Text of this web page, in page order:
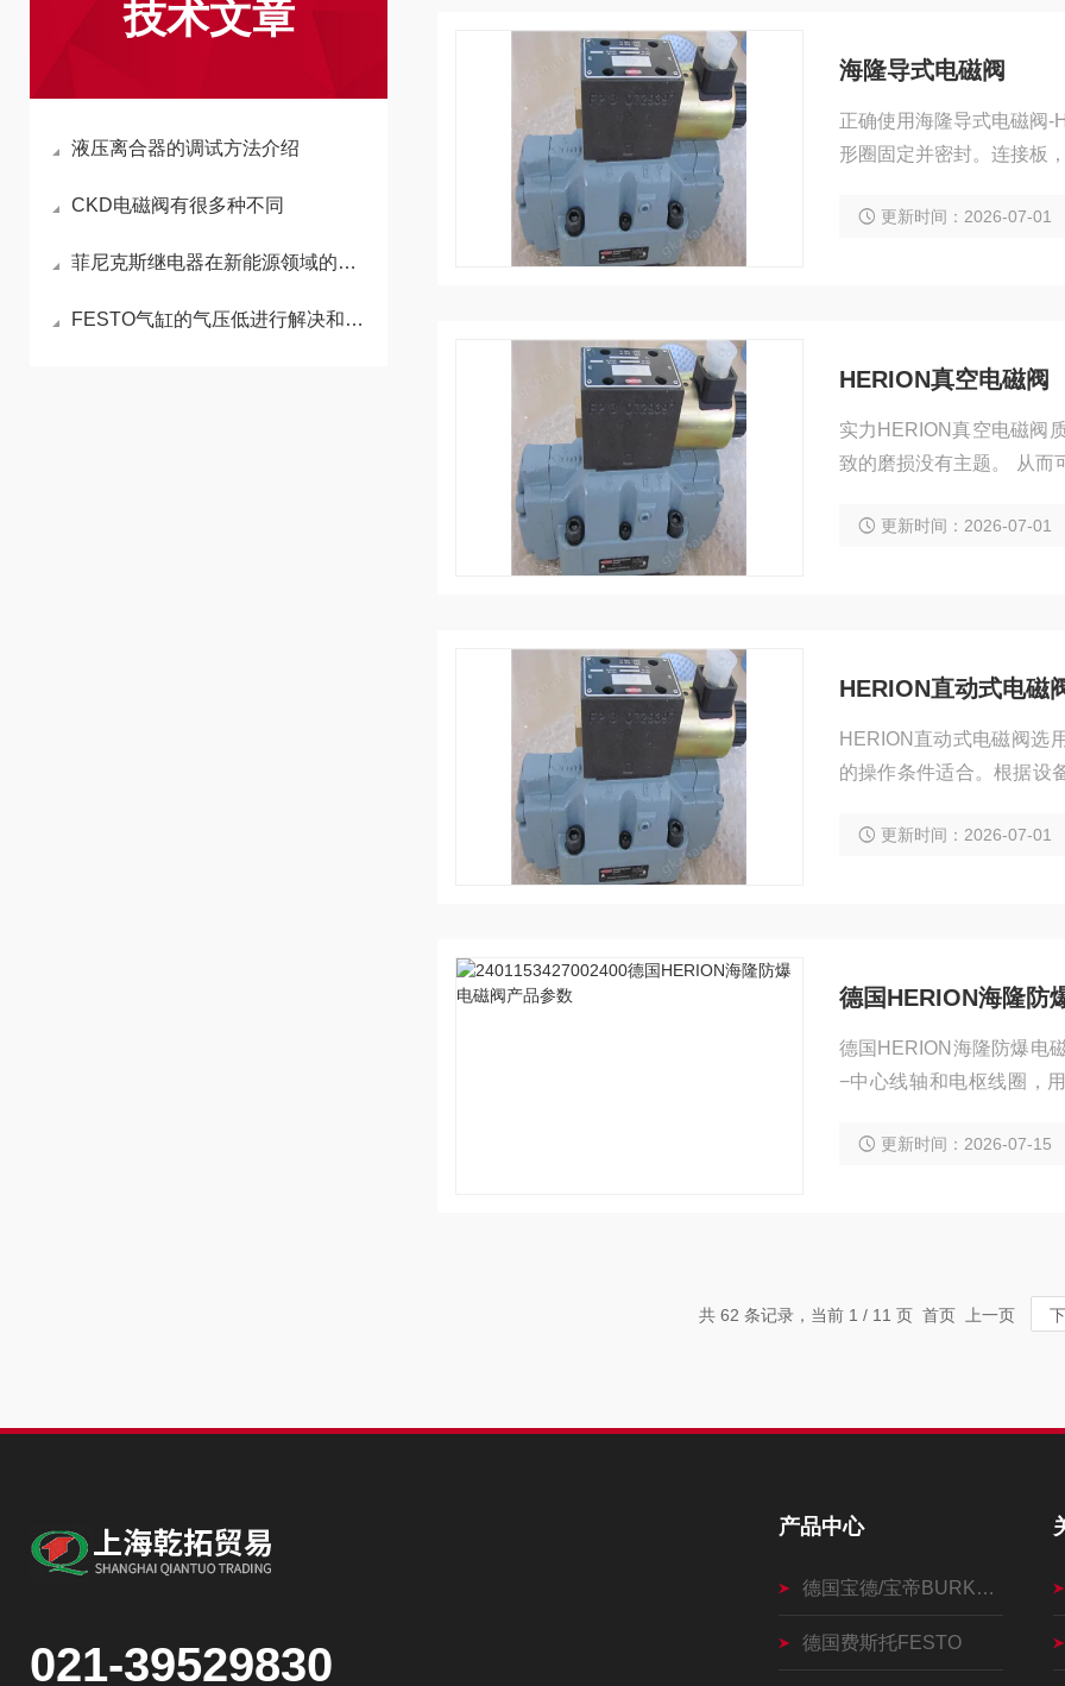
技术文章
液压离合器的调试方法介绍
CKD电磁阀有很多种不同
菲尼克斯继电器在新能源领域的核心应用
FESTO气缸的气压低进行解决和检测？
海隆导式电磁阀
正确使用海隆导式电磁阀-
形圈固定并密封。连接板
更新时间：2026-07-01
HERION真空电磁阀
实力HERION真空电磁阀
致的磨损没有主题。 从而
更新时间：2026-07-01
HERION直动式电磁
HERION直动式电磁阀选
的操作条件适合。根据设
更新时间：2026-07-01
德国HERION海隆防
德国HERION海隆防爆电
−中心线轴和电枢线圈，
安装使放气困难） 流动
更新时间：2026-07-15
共 62 条记录，当前 1 / 11 页 首页 上一页
021-39529830
产品中心
德国宝德/宝帝BURKERT
德国费斯托FESTO